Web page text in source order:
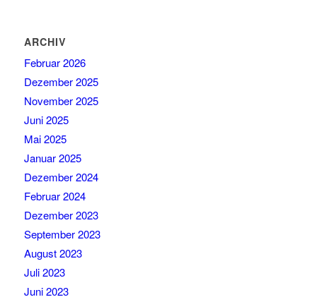
ARCHIV
Februar 2026
Dezember 2025
November 2025
Juni 2025
Mai 2025
Januar 2025
Dezember 2024
Februar 2024
Dezember 2023
September 2023
August 2023
Juli 2023
Juni 2023